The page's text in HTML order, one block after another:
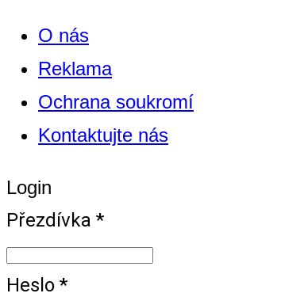
O nás
Reklama
Ochrana soukromí
Kontaktujte nás
Login
Přezdívka *
Heslo *